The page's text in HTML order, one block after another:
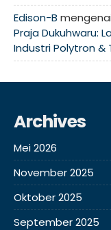
Edison-B mengenai
Praja Dukuhwaru:
Industri Polytron &
Archives
Mei 2026
November 2025
Oktober 2025
September 2025